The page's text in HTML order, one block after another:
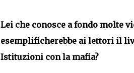
Lei che conosce a fondo molte
esemplificherebbe ai lettori il
Istituzioni con la mafia?